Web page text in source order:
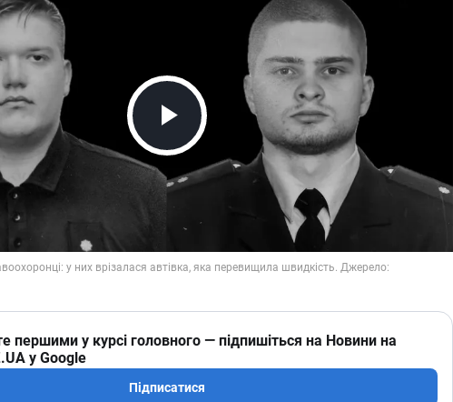
Play Video
першими у курсі головного — підпишіться на Новини на
у Google
Підписатися